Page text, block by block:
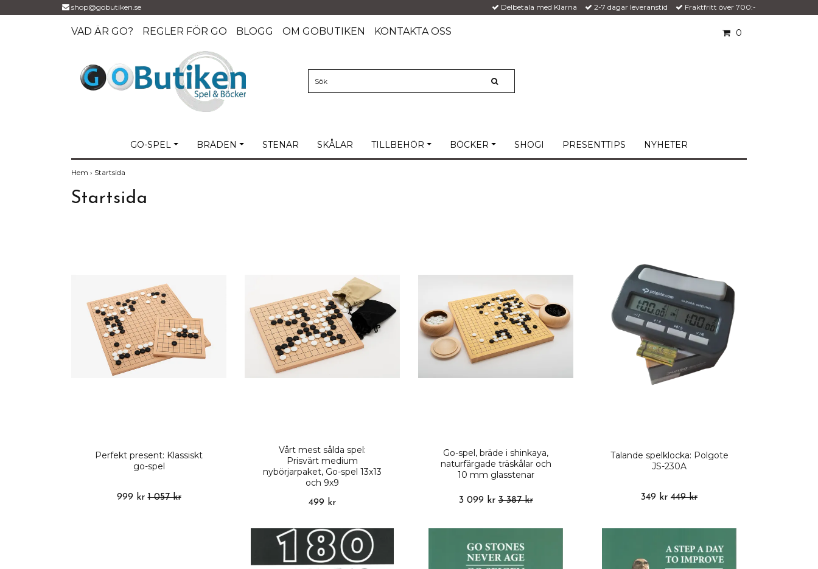
shop@gobutiken.se Delbetala med Klarna 2-7 dagar leveranstid Fraktfritt över 700:-
VAD ÄR GO? REGLER FÖR GO BLOGG OM GOBUTIKEN KONTAKTA OSS 0
GO-SPEL BRÄDEN STENAR SKÅLAR TILLBEHÖR BÖCKER SHOGI PRESENTTIPS NYHETER
Hem › Startsida
Startsida
Perfekt present: Klassiskt
go-spel
999 kr1 057 kr
Vårt mest sålda spel:
Prisvärt medium
nybörjarpaket, Go-spel 13x13
och 9x9
499 kr
Go-spel, bräde i shinkaya,
naturfärgade träskålar och
10 mm glasstenar
3 099 kr3 387 kr
Talande spelklocka: Polgote
JS-230A
349 kr 449 kr